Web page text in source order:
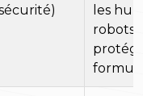
les
robots